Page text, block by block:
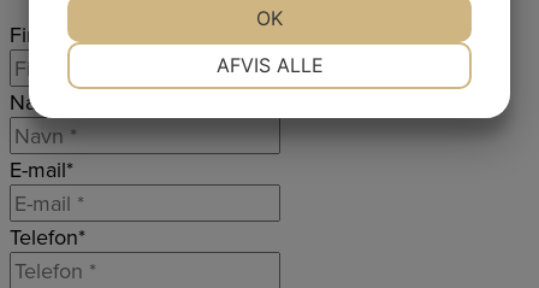
Firmanavn
Navn
E-mail*
Telefon*
AFVIS ALLE
OK